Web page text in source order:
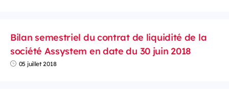
Bilan semestriel du contrat de liquidité de la
société Assystem en date du 30 juin 2018
05 juillet 2018